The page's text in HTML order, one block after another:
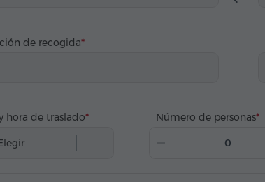
de recogida
hora de traslado Número de personas